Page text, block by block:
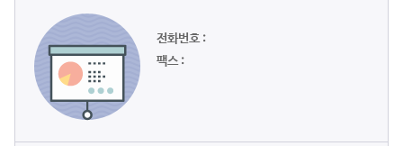
전화번호 :
팩스 :